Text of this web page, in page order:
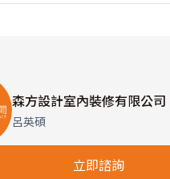
森方設計室內裝修有限公司
呂英碩
立即諮詢